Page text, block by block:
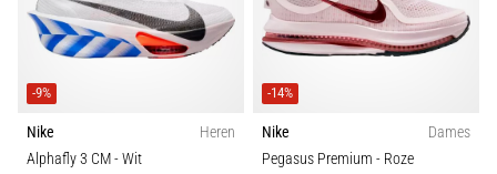
-9%
Nike
Heren
Alphafly 3 CM- Wit
-14%
Nike
Dames
Pegasus Premium - Roze